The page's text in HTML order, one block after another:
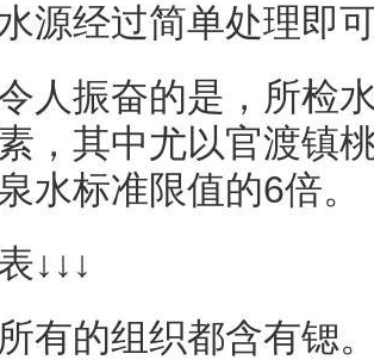
源经过简单处理即
人振奋的是，所检
，其中尤以官渡镇
水标准限值的6倍。
↓↓↓
有的组织都含有锶